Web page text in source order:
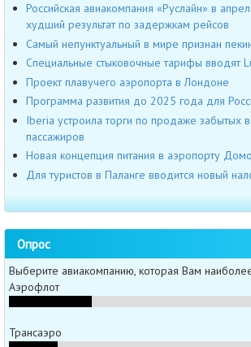
Российская авиакомпания «Руслайн» в
худший результат по задержкам рейсов
Cамый непунктуальный в мире признан
Специальные стыковочные тарифы вводят
Проект плавучего аэропорта в Лондоне
Программа развития до 2025 года для
Iberia устроила торги по продаже забытых
пассажиров
Новая концепция питания в аэропорту
Для туристов в Паланге вводится новый
Опрос
Выберите авиакомпанию, которая Вам
Аэрофлот
Трансаэро